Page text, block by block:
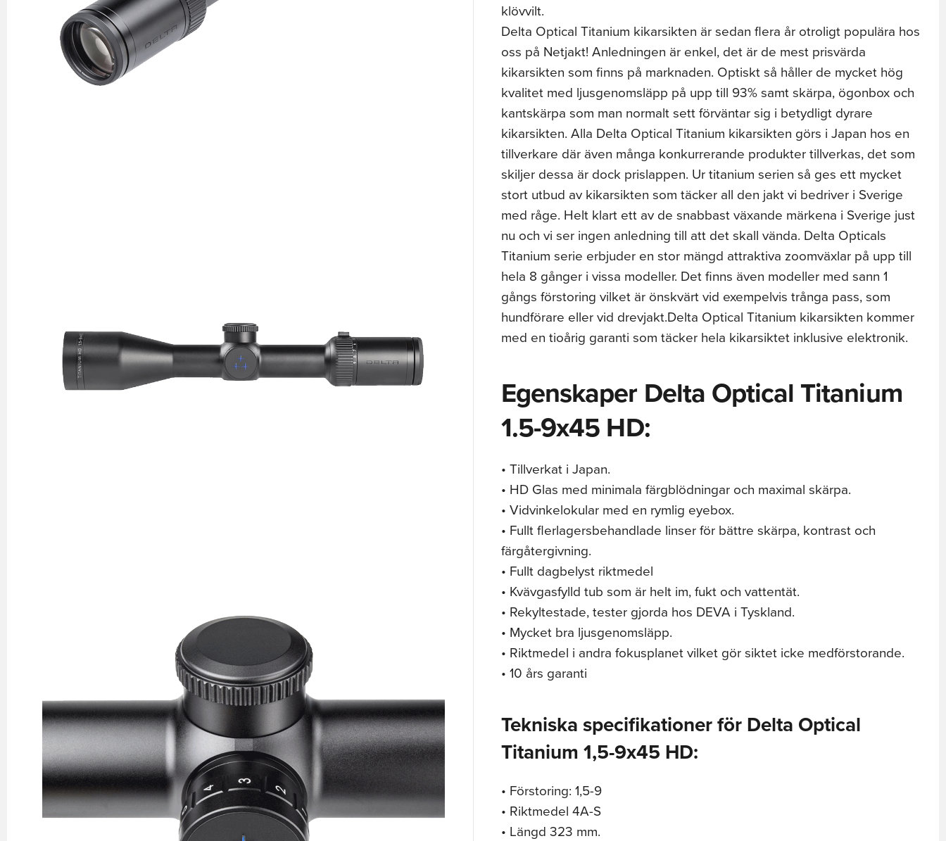
klövvilt.
Delta Optical Titanium kikarsikten är sedan flera år otroligt populära hos
oss på Netjakt! Anledningen är enkel, det är de mest prisvärda
kikarsikten som finns på marknaden. Optiskt så håller de mycket hög
kvalitet med ljusgenomsläpp på upp till 93% samt skärpa, ögonbox och
kantskärpa som man normalt sett förväntar sig i betydligt dyrare
kikarsikten. Alla Delta Optical Titanium kikarsikten görs i Japan hos en
tillverkare där även många konkurrerande produkter tillverkas, det som
skiljer dessa är dock prislappen. Ur titanium serien så ges ett mycket
stort utbud av kikarsikten som täcker all den jakt vi bedriver i Sverige
med råge. Helt klart ett av de snabbast växande märkena i Sverige just
nu och vi ser ingen anledning till att det skall vända. Delta Opticals
Titanium serie erbjuder en stor mängd attraktiva zoomväxlar på upp till
hela 8 gånger i vissa modeller. Det finns även modeller med sann 1
gångs förstoring vilket är önskvärt vid exempelvis trånga pass, som
hundförare eller vid drevjakt.Delta Optical Titanium kikarsikten kommer
med en tioårig garanti som täcker hela kikarsiktet inklusive elektronik.
Egenskaper Delta Optical Titanium
1.5-9x45 HD:
• Tillverkat i Japan.
• HD Glas med minimala färgblödningar och maximal skärpa.
• Vidvinkelokular med en rymlig eyebox.
• Fullt flerlagersbehandlade linser för bättre skärpa, kontrast och
färgåtergivning.
• Fullt dagbelyst riktmedel
• Kvävgasfylld tub som är helt im, fukt och vattentät.
• Rekyltestade, tester gjorda hos DEVA i Tyskland.
• Mycket bra ljusgenomsläpp.
• Riktmedel i andra fokusplanet vilket gör siktet icke medförstorande.
• 10 års garanti
Tekniska specifikationer för Delta Optical
Titanium 1,5-9x45 HD:
• Förstoring: 1,5-9
• Riktmedel 4A-S
• Längd 323 mm.